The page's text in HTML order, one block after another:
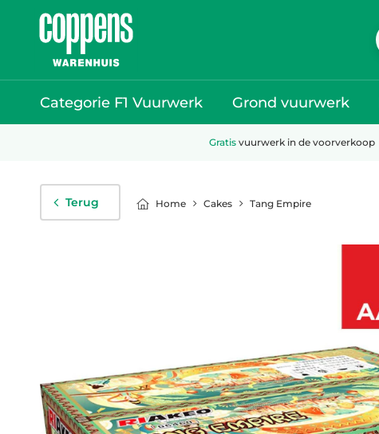
Categorie F1 Vuurwerk Grond vuurwerk
Gratisvuurwerk in de voorverkoop
Home Cakes Tang Empire
Terug